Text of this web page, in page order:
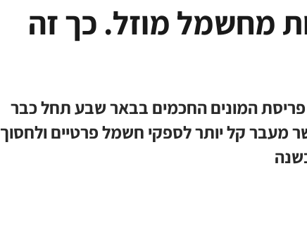
מחשמל מוזל. כך זה
פריסת המונים החכמים בבאר שבע תחל כבר
מעבר קל יותר לספקי חשמל פרטיים ולחסוך